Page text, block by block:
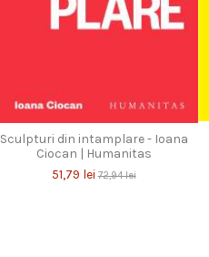
Sculpturi din intamplare - Ioana
Ciocan | Humanitas
51,79 lei72,94 lei